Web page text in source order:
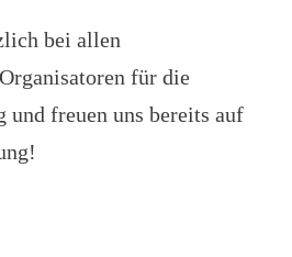
bei allen
für die
und freuen uns bereits auf